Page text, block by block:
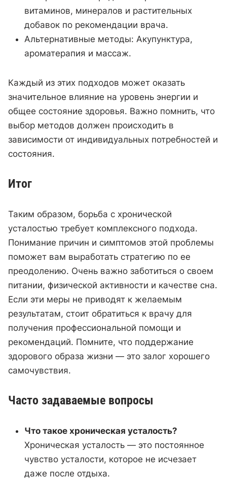
витаминов, минералов и растительных
добавок по рекомендации врача.
Альтернативные методы: Акупунктура,
ароматерапия и массаж.
Каждый из этих подходов может оказать
значительное влияние на уровень энергии и
общее состояние здоровья. Важно помнить, что
выбор методов должен происходить в
зависимости от индивидуальных потребностей и
состояния.
Итог
Таким образом, борьба с хронической
усталостью требует комплексного подхода.
Понимание причин и симптомов этой проблемы
поможет вам выработать стратегию по ее
преодолению. Очень важно заботиться о своем
питании, физической активности и качестве сна.
Если эти меры не приводят к желаемым
результатам, стоит обратиться к врачу для
получения профессиональной помощи и
рекомендаций. Помните, что поддержание
здорового образа жизни — это залог хорошего
самочувствия.
Часто задаваемые вопросы
Что такое хроническая усталость?
Хроническая усталость — это постоянное
чувство усталости, которое не исчезает
даже после отдыха.